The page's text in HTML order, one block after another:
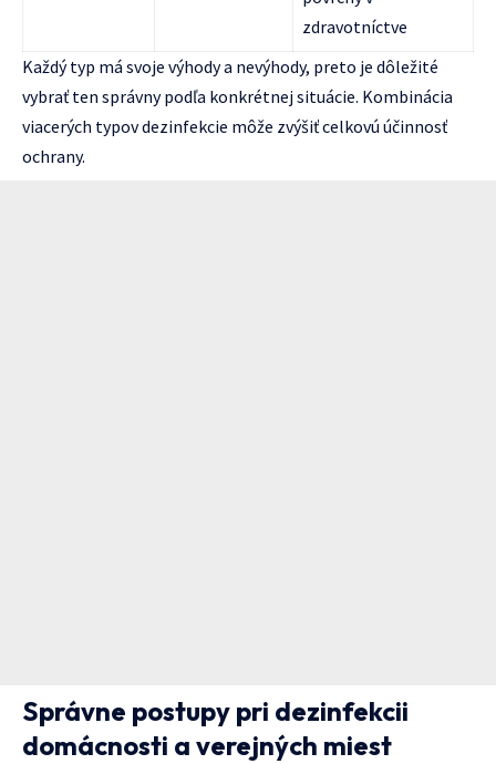
zdravotníctve
Každý typ má svoje výhody a nevýhody, preto je dôležité
vybrať ten správny podľa konkrétnej situácie. Kombinácia
viacerých typov dezinfekcie môže zvýšiť celkovú účinnosť
ochrany.
Správne postupy pri dezinfekcii
domácnosti a verejných miest